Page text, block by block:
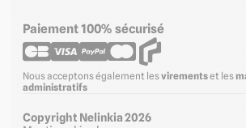
Paiement 100% sécurisé
Nous acceptons également lesvirementset les
administratifs
Copyright Nelinkia 2026